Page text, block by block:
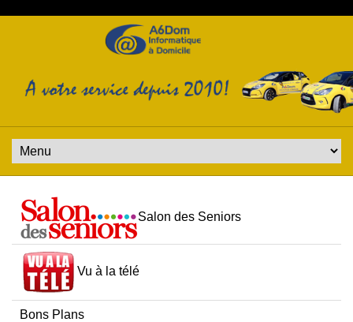
Salon des Seniors
Vu à la télé
Bons Plans